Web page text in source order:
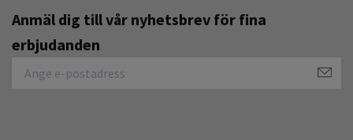
Anmäl dig till vår nyhetsbrev för fina
erbjudanden